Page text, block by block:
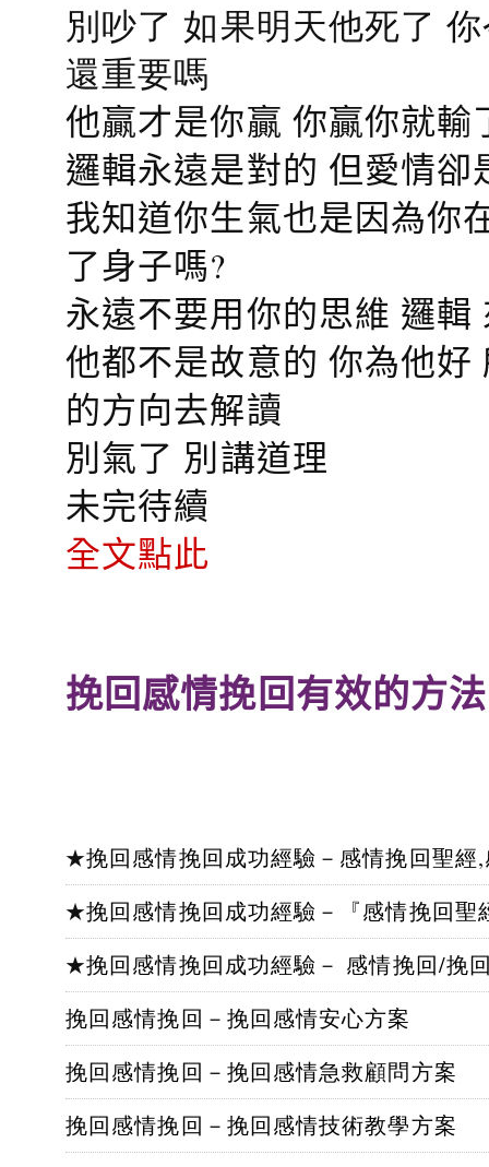
別吵了 如果明天他死了
還重要嗎
他贏才是你贏 你贏你就輸
邏輯永遠是對的 但愛情卻
我知道你生氣也是因為你
了身子嗎?
永遠不要用你的思維 邏輯
他都不是故意的 你為他
的方向去解讀
別氣了 別講道理
未完待續
全文點此
挽回感情挽回有效的方法
★挽回感情挽回成功經驗－感情挽回聖
★挽回感情挽回成功經驗－『感情挽回
★挽回感情挽回成功經驗－ 感情挽回/挽
挽回感情挽回－挽回感情安心方案
挽回感情挽回－挽回感情急救顧問方案
挽回感情挽回－挽回感情技術教學方案